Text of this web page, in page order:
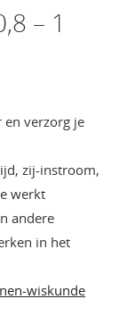
– 1
en verzorg je
zij-instroom,
werkt
andere
in het
wiskunde